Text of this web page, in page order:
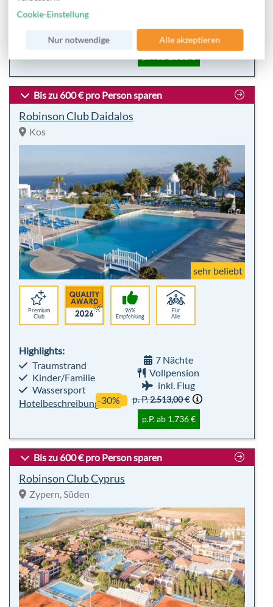
Baby
Kinder/Familie
Hotelbeschreibung-16%
1.864,00 €
Bis zu 600 € pro Person sparen
Robinson Club Daidalos
Kos
sehr beliebt
Premium
Club
96%
Empfehlung
Für
Alle
Highlights:
Traumstrand
Kinder/Familie
Wassersport
Hotelbeschreibung
7 Nächte
Vollpension
inkl. Flug
-30%
p. P.2.513,00 €
p.P. ab 1.736 €
Bis zu 600 € pro Person sparen
Robinson Club Cyprus
Zypern, Süden
Cookie-Einstellung
Nur notwendige Alle akzeptieren